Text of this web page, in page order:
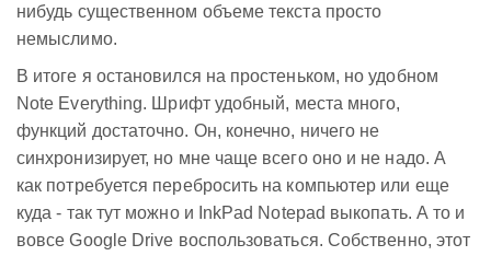
нибудь существенном объеме текста просто
немыслимо.
В итоге я остановился на простеньком, но удобном
Note Everything. Шрифт удобный, места много,
функций достаточно. Он, конечно, ничего не
синхронизирует, но мне чаще всего оно и не надо. А
как потребуется перебросить на компьютер или еще
куда - так тут можно и InkPad Notepad выкопать. А то и
вовсе Google Drive воспользоваться. Собственно, этот